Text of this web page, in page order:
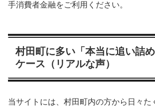
手消費者金融をご利用ください。
村田町に多い「本当に追い詰め
ケース（リアルな声）
当サイトには、村田町内の方から日々た